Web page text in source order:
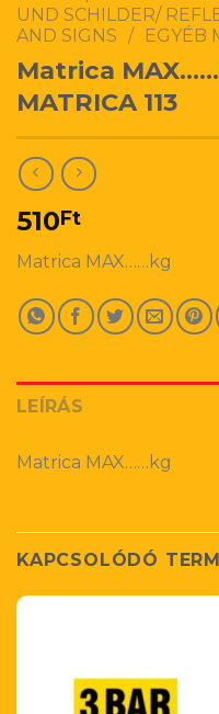
UND SCHILDER/
AND SIGNS
/ EGYÉB
Matrica
MATRICA 113
510Ft
Matrica MAX……kg
LEÍRÁS
Matrica MAX……kg
KAPCSOLÓDÓ